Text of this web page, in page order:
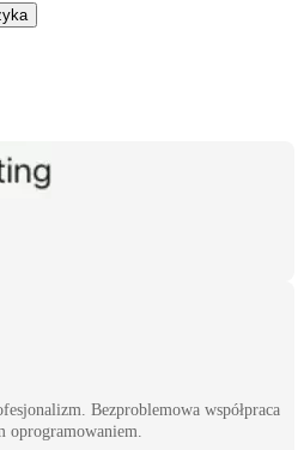
Bezproblemowa współpraca
oprogramowaniem.